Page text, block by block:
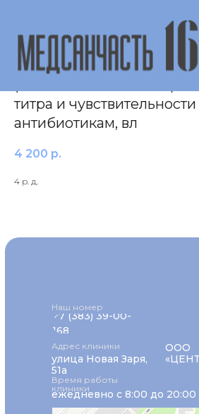
Посев на Mycoplasma
титра и чувствительности
антибиотикам, вл
4 200 р.
4 р. д.
+7 (383) 39-00-
168
Наш номер
ежедневно с 8:00 до 20:00
Время работы
клиники
Адрес клиники
улица Новая Заря,
51а
ООО